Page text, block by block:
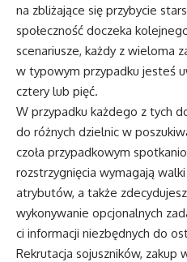
na zbliżające się przybycie
społeczność doczeka
scenariusze, każdy z wieloma
w typowym przypadku jesteś
cztery lub pięć.
W przypadku każdego z tych
do różnych dzielnic w
czoła przypadkowym
rozstrzygnięcia wymagają
atrybutów, a także
wykonywanie opcjonalnych
ci informacji niezbędnych do
Rekrutacja sojuszników, zakup